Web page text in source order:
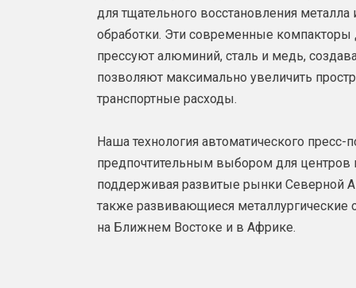
для тщательного восстановления
обработки. Эти современные
прессуют алюминий, сталь и медь,
позволяют максимально увеличить
транспортные расходы.
Наша технология автоматического пресс-
предпочтительным выбором для центров
поддерживая развитые рынки Северной
также развивающиеся металлургические
на Ближнем Востоке и в Африке.​​​​​​